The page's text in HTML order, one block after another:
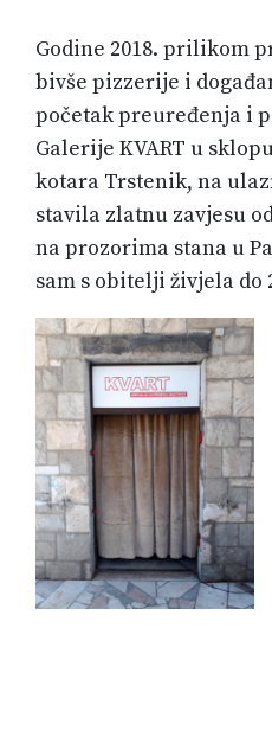
Godine 2018. prilikom
bivše pizzerije i
početak preuređenja i
Galerije KVART u
kotara Trstenik, na
stavila zlatnu zavjesu
na prozorima stana u
sam s obitelji živjela do